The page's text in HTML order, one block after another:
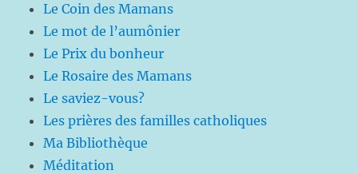
Le Coin des Mamans
Le mot de l’aumônier
Le Prix du bonheur
Le Rosaire des Mamans
Le saviez-vous?
Les prières des familles catholiques
Ma Bibliothèque
Méditation